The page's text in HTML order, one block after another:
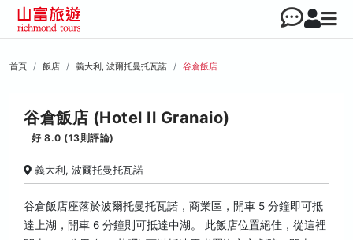
首頁 飯店 義大利, 波爾托曼托瓦諾 谷倉飯店
谷倉飯店 (Hotel Il Granaio)
好 8.0 (13則評論)
義大利, 波爾托曼托瓦諾
谷倉飯店座落於波爾托曼托瓦諾，商業區，開車 5 分鐘即可抵
達上湖，開車 6 分鐘則可抵達中湖。 此飯店位置絕佳，從這裡